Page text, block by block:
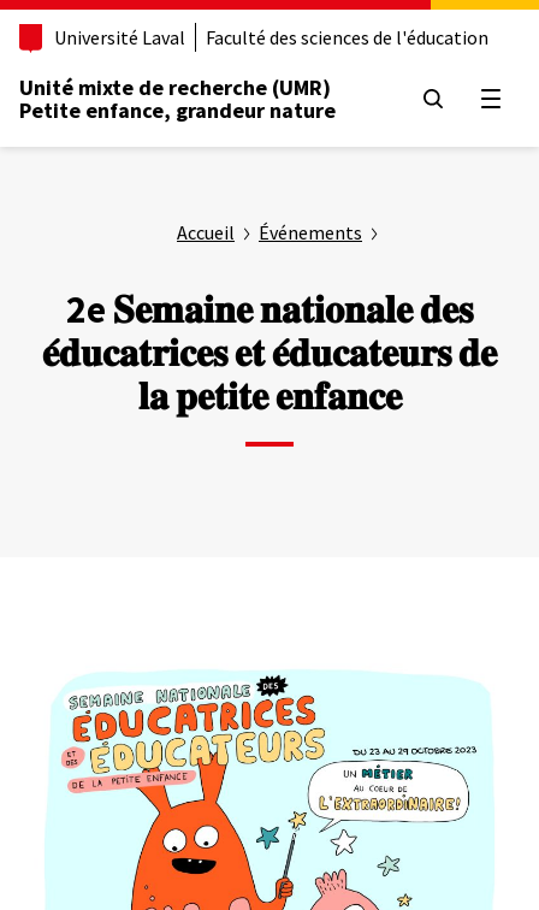
Aller
principal
Université Laval Faculté des sciences de l'éducation
Unité mixte de recherche (UMR)
Petite enfance, grandeur nature
Accueil Événements
2e 𝐒𝐞𝐦𝐚𝐢𝐧𝐞 𝐧𝐚𝐭𝐢𝐨𝐧𝐚𝐥𝐞 𝐝𝐞𝐬
𝐞́𝐝𝐮𝐜𝐚𝐭𝐫𝐢𝐜𝐞𝐬 𝐞𝐭 𝐞́𝐝𝐮𝐜𝐚𝐭𝐞𝐮𝐫𝐬 𝐝𝐞
𝐥𝐚 𝐩𝐞𝐭𝐢𝐭𝐞 𝐞𝐧𝐟𝐚𝐧𝐜𝐞